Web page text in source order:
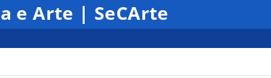
e Arte | SeCArte